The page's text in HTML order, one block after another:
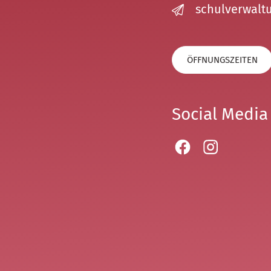
sch lv rw lt
ÖFFNUNGSZEITEN
Social Media